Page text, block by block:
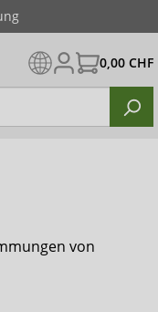
0,00 CHF
von